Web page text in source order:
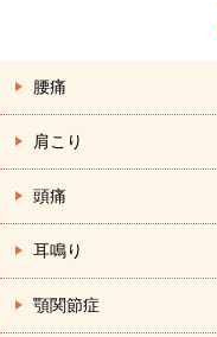
腰痛
肩こり
頭痛
耳鳴り
顎関節症